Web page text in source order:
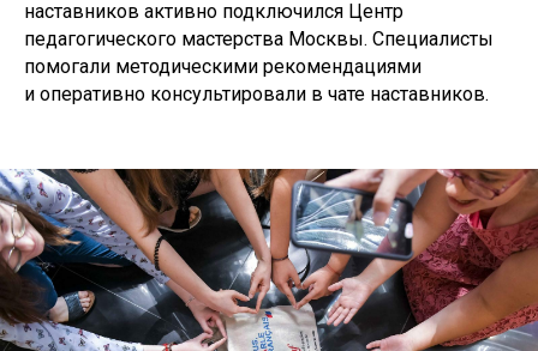
наставников активно подключился Центр
педагогического мастерства Москвы. Специалисты
помогали методическими рекомендациями
и оперативно консультировали в чате наставников.